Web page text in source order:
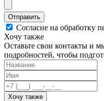
Отправить
Согласие на обработку
Хочу также
Оставьте свои контакты и
подробностей, чтобы
Хочу также